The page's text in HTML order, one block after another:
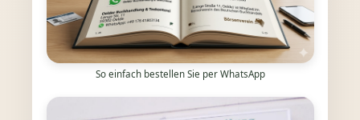
So einfach bestellen Sie per WhatsApp